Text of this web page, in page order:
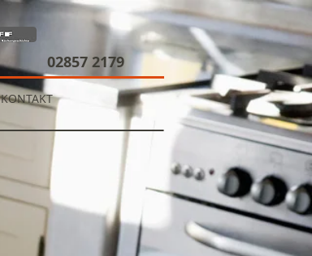
02857 2179
KONTAKT